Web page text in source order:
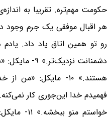
رو تو همین اتاق یاد داد.
دشمنانت
هستند.» ۱۰- مایکل:
فهمیدم خدا این‌جوری کار
خواستم منو